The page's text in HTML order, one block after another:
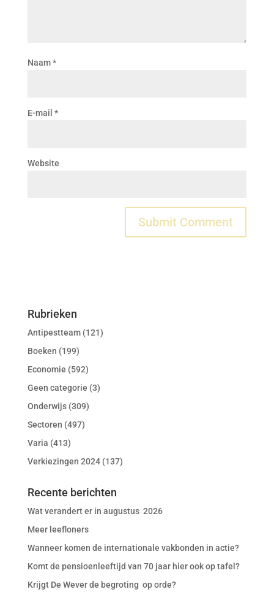
Naam*
E-mail *
Website
Rubrieken
Antipestteam(121)
Boeken (199)
Economie (592)
Geen categorie (3)
Onderwijs(309)
Sectoren (497)
Varia (413)
Verkiezingen 2024(137)
Recente berichten
Wat verandert er in augustus 2026
Meer leefloners
Wanneer komen de internationale vakbonden in actie?
Komt de pensioenleeftijd van 70 jaar hier ook op tafel?
Krijgt De Wever de begroting op orde?